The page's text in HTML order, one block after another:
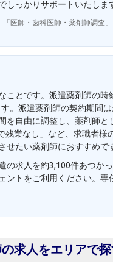
しっかりサポートいたしま
医師・歯科医師・薬剤師調査
ことです。派遣薬剤師の
。派遣薬剤師の契約期間
を自由に調整し、薬剤師
残業なし」など、求職者
せたい薬剤師におすすめで
の求人を約3,100件あつか
ントをご利用ください。
求人をエリアで